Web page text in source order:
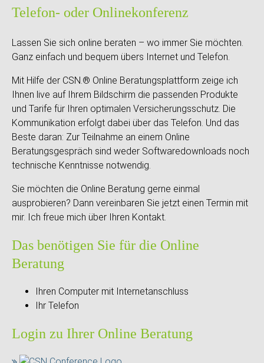
Telefon- oder Onlinekonferenz
Lassen Sie sich online beraten – wo immer Sie möchten.
Ganz einfach und bequem übers Internet und Telefon.
Mit Hilfe der CSN.® Online Beratungsplattform zeige ich
Ihnen live auf Ihrem Bildschirm die passenden Produkte
und Tarife für Ihren optimalen Versicherungsschutz. Die
Kommunikation erfolgt dabei über das Telefon. Und das
Beste daran: Zur Teilnahme an einem Online
Beratungsgespräch sind weder Softwaredownloads noch
technische Kenntnisse notwendig.
Sie möchten die Online Beratung gerne einmal
ausprobieren? Dann vereinbaren Sie jetzt einen Termin mit
mir. Ich freue mich über Ihren Kontakt.
Das benötigen Sie für die Online
Beratung
Ihren Computer mit Internetanschluss
Ihr Telefon
Login zu Ihrer Online Beratung